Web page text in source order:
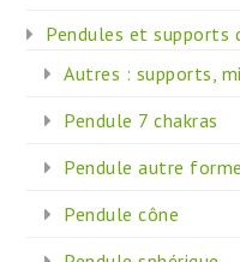
Pendules et supports
Autres : supports,
Pendule 7 chakras
Pendule autre forme
Pendule cône